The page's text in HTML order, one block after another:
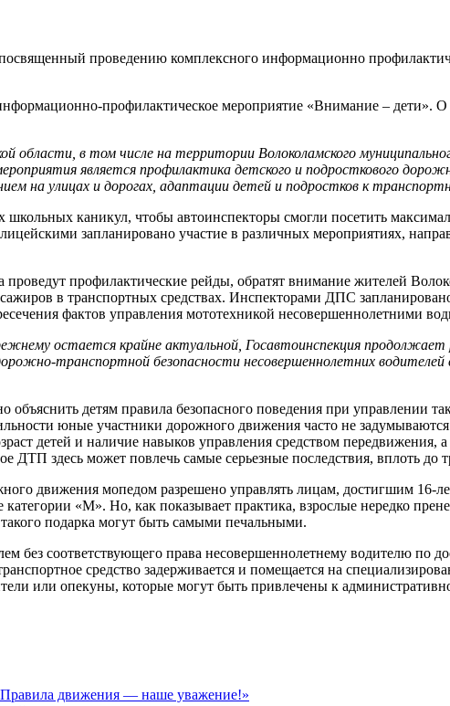
профилактическое мероприятие «Внимание – дети». О
области, в том числе на территории Волоколамского
является профилактика детского и подросткового
на улицах и дорогах, адаптации детей и подростков к
каникул, чтобы автоинспекторы смогли посетить
запланировано участие в различных мероприятиях,
профилактические рейды, обратят внимание жителей
в транспортных средствах. Инспекторами ДПС
фактов управления мототехникой несовершеннолетними
остается крайне актуальной, Госавтоинспекция
транспортной безопасности несовершеннолетних
объяснить детям правила безопасного поведения при управлении
юные участники дорожного движения часто не задумываются
детей и наличие навыков управления средством передвижения,
ДТП здесь может повлечь самые серьезные последствия, вплоть до
движения мопедом разрешено управлять лицам, достигшим 16-
категории «М». Но, как показывает практика, взрослые нередко
подарка могут быть самыми печальными.
без соответствующего права несовершеннолетнему водителю по
средство задерживается и помещается на
или опекуны, которые могут быть привлечены к
движения — наше уважение!»